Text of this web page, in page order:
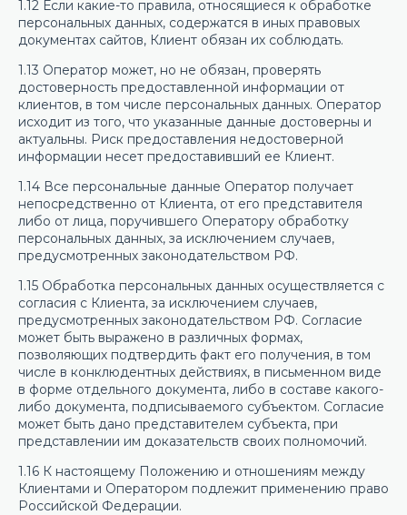
1.12 Если какие-то правила, относящиеся к обработке
персональных данных, содержатся в иных правовых
документах сайтов, Клиент обязан их соблюдать.
1.13 Оператор может, но не обязан, проверять
достоверность предоставленной информации от
клиентов, в том числе персональных данных. Оператор
исходит из того, что указанные данные достоверны и
актуальны. Риск предоставления недостоверной
информации несет предоставивший ее Клиент.
1.14 Все персональные данные Оператор получает
непосредственно от Клиента, от его представителя
либо от лица, поручившего Оператору обработку
персональных данных, за исключением случаев,
предусмотренных законодательством РФ.
1.15 Обработка персональных данных осуществляется с
согласия с Клиента, за исключением случаев,
предусмотренных законодательством РФ. Согласие
может быть выражено в различных формах,
позволяющих подтвердить факт его получения, в том
числе в конклюдентных действиях, в письменном виде
в форме отдельного документа, либо в составе какого-
либо документа, подписываемого субъектом. Согласие
может быть дано представителем субъекта, при
представлении им доказательств своих полномочий.
1.16 К настоящему Положению и отношениям между
Клиентами и Оператором подлежит применению право
Российской Федерации.